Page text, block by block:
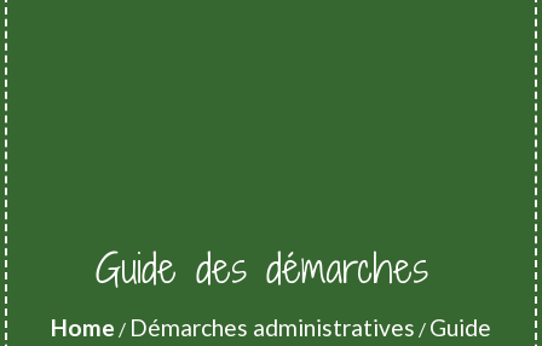
Guide des démarches
Home / Démarches administratives / Guide